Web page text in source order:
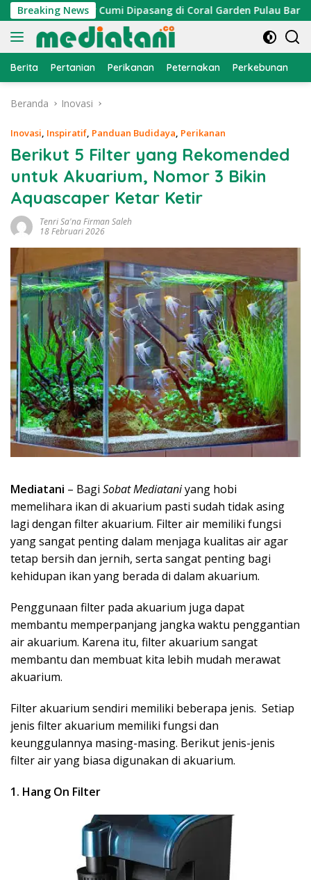
Langsung
ke
konten
Breaking News
Atraktor Cumi Dipasang di Coral Garden Pulau Barrang Caddi
Berita Pertanian Perikanan Peternakan Perkebunan
Beranda Inovasi
Inovasi, Inspiratif, Panduan Budidaya, Perikanan
Berikut 5 Filter yang Rekomended
untuk Akuarium, Nomor 3 Bikin
Aquascaper Ketar Ketir
Tenri Sa'na Firman Saleh
18 Februari 2026
Mediatani – Bagi Sobat Mediataniyang hobi
memelihara ikan di akuarium pasti sudah tidak asing
lagi dengan filter akuarium. Filter air memiliki fungsi
yang sangat penting dalam menjaga kualitas air agar
tetap bersih dan jernih, serta sangat penting bagi
kehidupan ikan yang berada di dalam akuarium.
Penggunaan filter pada akuarium juga dapat
membantu memperpanjang jangka waktu penggantian
air akuarium. Karena itu, filter akuarium sangat
membantu dan membuat kita lebih mudah merawat
akuarium.
Filter akuarium sendiri memiliki beberapa jenis. Setiap
jenis filter akuarium memiliki fungsi dan
keunggulannya masing-masing. Berikut jenis-jenis
filter air yang biasa digunakan di akuarium.
1. Hang On Filter